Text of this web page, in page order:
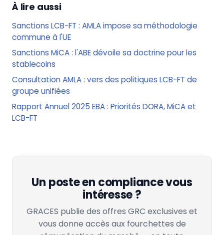
À lire aussi
Sanctions LCB-FT : AMLA impose sa méthodologie
commune à l'UE
Sanctions MiCA : l'ABE dévoile sa doctrine pour les
stablecoins
Consultation AMLA : vers des politiques LCB-FT de
groupe unifiées
Rapport Annuel 2025 EBA : Priorités DORA, MiCA et
LCB-FT
Un poste en compliance vous
intéresse ?
GRACES publie des offres GRC exclusives et
vous donne accès aux fourchettes de